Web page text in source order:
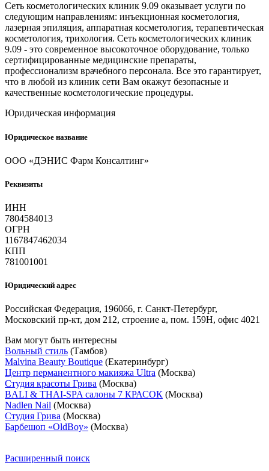
Сеть косметологических клиник 9.09 оказывает услуги по
следующим направлениям: инъекционная косметология,
лазерная эпиляция, аппаратная косметология, терапевтическая
косметология, трихология. Сеть косметологических клиник
9.09 - это современное высокоточное оборудование, только
сертифицированные медицинские препараты,
профессионализм врачебного персонала. Все это гарантирует,
что в любой из клиник сети Вам окажут безопасные и
качественные косметологические процедуры.
Юридическая информация
Юридическое название
ООО «ДЭНИС Фарм Консалтинг»
Реквизиты
ИНН
7804584013
ОГРН
1167847462034
КПП
781001001
Юридический адрес
Российская Федерация, 196066, г. Санкт-Петербург,
Московский пр-кт, дом 212, строение а, пом. 159Н, офис 4021
Вам могут быть интересны
Вольный стиль (Тамбов)
Malvina Beauty Boutique (Екатеринбург)
Центр перманентного макияжа Ultra (Москва)
Студия красоты Грива (Москва)
BALI & THAI-SPA салоны 7 КРАСОК (Москва)
Nadlen Nail (Москва)
Студия Грива (Москва)
Барбешоп «OldBoy» (Москва)
Расширенный поиск